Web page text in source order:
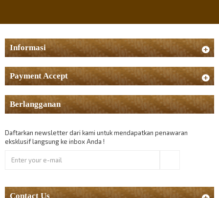
Informasi
Payment Accept
Berlangganan
Daftarkan newsletter dari kami untuk mendapatkan penawaran
eksklusif langsung ke inbox Anda !
Contact Us